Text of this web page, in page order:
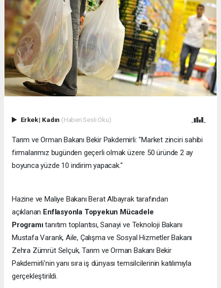
Erkek| Kadın (Haberi Sesli Oku)
Tarım ve Orman Bakanı Bekir Pakdemirli: "Market zinciri sahibi
firmalarımız bugünden geçerli olmak üzere 50 üründe 2 ay
boyunca yüzde 10 indirim yapacak."
Hazine ve Maliye Bakanı Berat Albayrak tarafından
açıklanan Enflasyonla Topyekun Mücadele
Programıtanıtım toplantısı, Sanayi ve Teknoloji Bakanı
Mustafa Varank, Aile, Çalışma ve Sosyal Hizmetler Bakanı
Zehra Zümrüt Selçuk, Tarım ve Orman Bakanı Bekir
Pakdemirli'nin yanı sıra iş dünyası temsilcilerinin katılımıyla
gerçekleştirildi.